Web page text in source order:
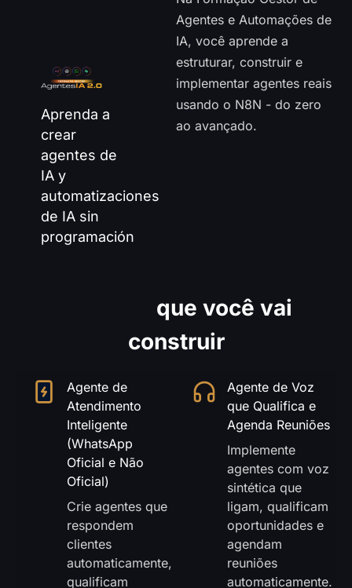
Aprenda a
crear
agentes de
IA y
automatizaciones
de IA sin
programación
Agentes e Automações de
IA, você aprende a
estruturar, construir e
implementar agentes reais
usando o N8N - do zero
ao avançado.
que você vai
construir
Agente de
Atendimento
Inteligente
(WhatsApp
Oficial e Não
Oficial)
Crie agentes que
respondem
clientes
automaticamente,
qualificam
Agente de Voz
que Qualifica e
Agenda Reuniões
Implemente
agentes com voz
sintética que
ligam, qualificam
oportunidades e
agendam
reuniões
automaticamente.